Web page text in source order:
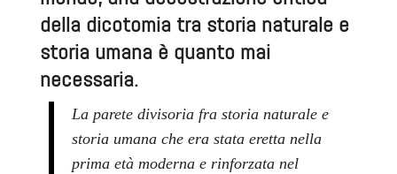
della dicotomia tra storia naturale e
storia umana è quanto mai
necessaria.
La parete divisoria fra storia naturale e
storia umana che era stata eretta nella
prima età moderna e rinforzata nel